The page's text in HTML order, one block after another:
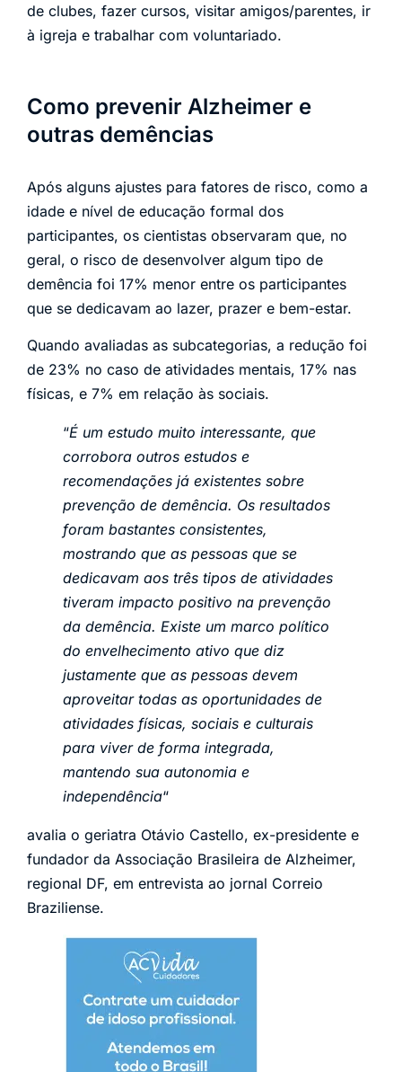
de clubes, fazer cursos, visitar amigos/parentes, ir
à igreja e trabalhar com voluntariado.
Como prevenir Alzheimer e
outras demências
Após alguns ajustes para fatores de risco, como a
idade e nível de educação formal dos
participantes, os cientistas observaram que, no
geral, o risco de desenvolver algum tipo de
demência foi 17% menor entre os participantes
que se dedicavam ao lazer, prazer e bem-estar.
Quando avaliadas as subcategorias, a redução foi
de 23% no caso de atividades mentais, 17% nas
físicas, e 7% em relação às sociais.
“É um estudo muito interessante, que
corrobora outros estudos e
recomendações já existentes sobre
prevenção de demência. Os resultados
foram bastantes consistentes,
mostrando que as pessoas que se
dedicavam aos três tipos de atividades
tiveram impacto positivo na prevenção
da demência. Existe um marco político
do envelhecimento ativo que diz
justamente que as pessoas devem
aproveitar todas as oportunidades de
atividades físicas, sociais e culturais
para viver de forma integrada,
mantendo sua autonomia e
independência“
avalia o geriatra Otávio Castello, ex-presidente e
fundador da Associação Brasileira de Alzheimer,
regional DF, em entrevista ao jornal Correio
Braziliense.